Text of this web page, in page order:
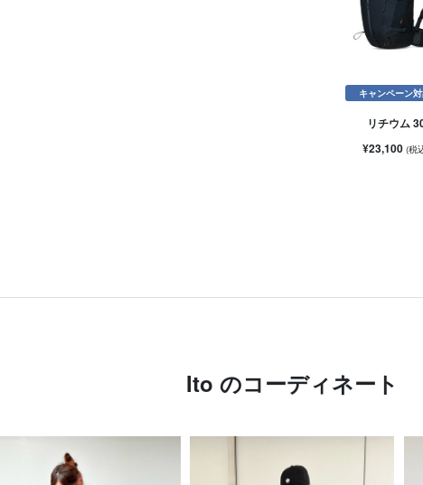
キャンペーン
リチウム
¥23,100 (税
Ito のコーディネート